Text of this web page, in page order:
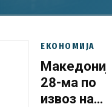
ЕКОНОМИЈА
28-ма по
извоз на